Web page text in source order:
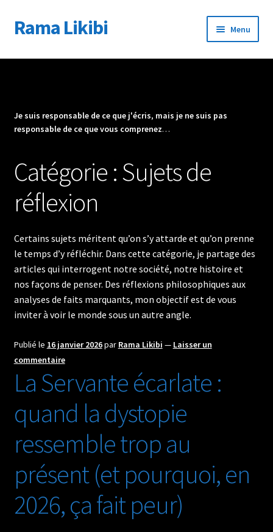
Aller
à
Aller
au
Rama Likibi Menu
Accueil
Éditeur audio
Je suis responsable de ce que j'écris, mais je ne suis pas
responsable de ce que vous comprenez…
Catégorie :Sujets de
réflexion
Certains sujets méritent qu’on s’y attarde et qu’on prenne
le temps d’y réfléchir. Dans cette catégorie, je partage des
articles qui interrogent notre société, notre histoire et
nos façons de penser. Des réflexions philosophiques aux
analyses de faits marquants, mon objectif est de vous
inviter à voir le monde sous un autre angle.
Publié le 16 janvier 2026par Rama Likibi — Laisser un
commentaire
La Servante écarlate :
quand la dystopie
ressemble trop au
présent (et pourquoi, en
2026, ça fait peur)